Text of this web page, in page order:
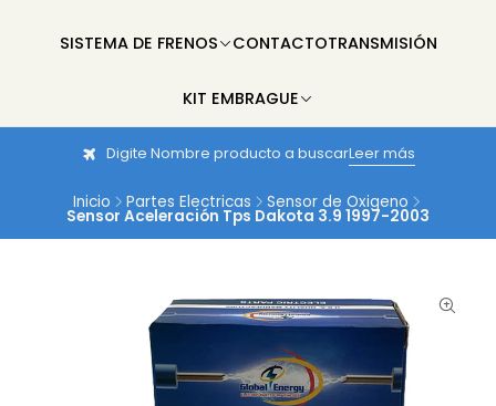
SISTEMA DE FRENOS CONTACTOTRANSMISIÓN
KIT EMBRAGUE
Digite Nombre producto a buscarLeer más
Inicio Partes Electricas Sensor de Oxigeno
Sensor Aceleración Tps Dakota 3.9 1997-2003